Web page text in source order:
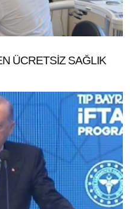
ÜCRETSİZ SAĞLIK